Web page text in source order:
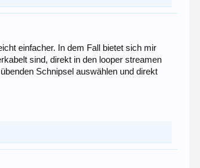
einfacher. In dem Fall bietet sich mir
sind, direkt in den looper streamen
Schnipsel auswählen und direkt